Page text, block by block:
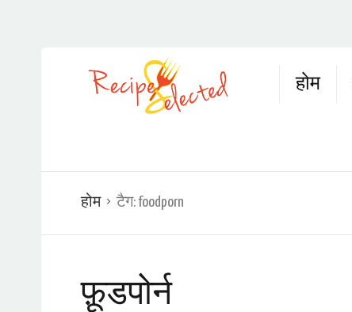
होम
होम टैग:foodporn
फ़ूडपोर्न